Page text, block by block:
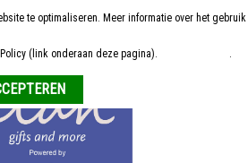
te optimaliseren. Meer informatie over het gebruik
(link onderaan deze pagina). .